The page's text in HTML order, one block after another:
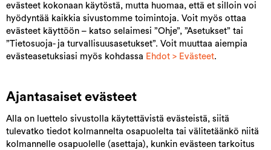
evästeet kokonaan käytöstä, mutta huomaa, että et silloin voi
hyödyntää kaikkia sivustomme toimintoja. Voit myös ottaa
evästeet käyttöön – katso selaimesi ”Ohje”, ”Asetukset” tai
”Tietosuoja- ja turvallisuusasetukset”. Voit muuttaa aiempia
evästeasetuksiasi myös kohdassa Ehdot > Evästeet.
Ajantasaiset evästeet
Alla on luettelo sivustolla käytettävistä evästeistä, siitä
tulevatko tiedot kolmannelta osapuolelta tai välitetäänkö niitä
kolmannelle osapuolelle (asettaja), kunkin evästeen tarkoitus